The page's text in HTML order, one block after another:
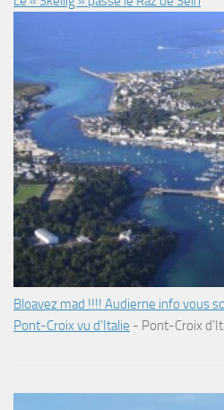
Bloavez mad !!!! Audierne info vous
Pont-Croix vu d’Italie - Pont-Croix